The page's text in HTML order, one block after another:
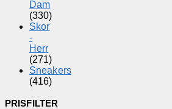
Dam
(330)
Skor
-
Herr
(271)
Sneakers
(416)
PRISFILTER